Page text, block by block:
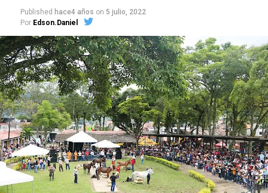
Published hace4 años on 5 julio, 2022
Por Edson.Daniel